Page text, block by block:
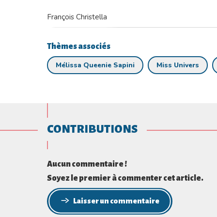
François Christella
Thèmes associés
Mélissa Queenie Sapini Miss Univers
CONTRIBUTIONS
Aucun commentaire !
Soyez le premier à commenter cet article.
Laisser un commentaire